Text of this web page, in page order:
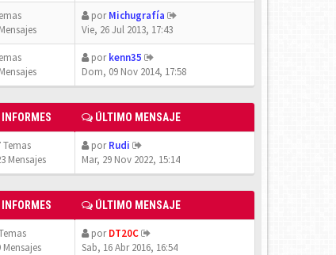
porMichugrafía
Vie, 26 Jul 2013, 17:43
porkenn35
Dom, 09 Nov 2014, 17:58
INFORMES ÚLTIMO MENSAJE
Temas
Mensajes
porRudi
Mar, 29 Nov 2022, 15:14
INFORMES ÚLTIMO MENSAJE
Mensajes
porDT20C
Sab, 16 Abr 2016, 16:54